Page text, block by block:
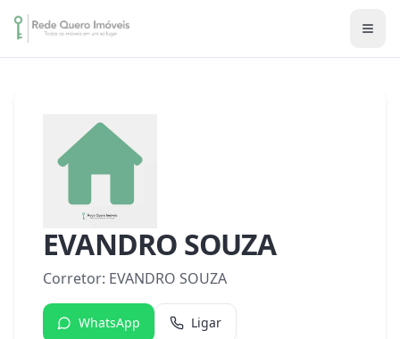
EVANDRO SOUZA
Corretor: EVANDRO SOUZA
WhatsApp Ligar